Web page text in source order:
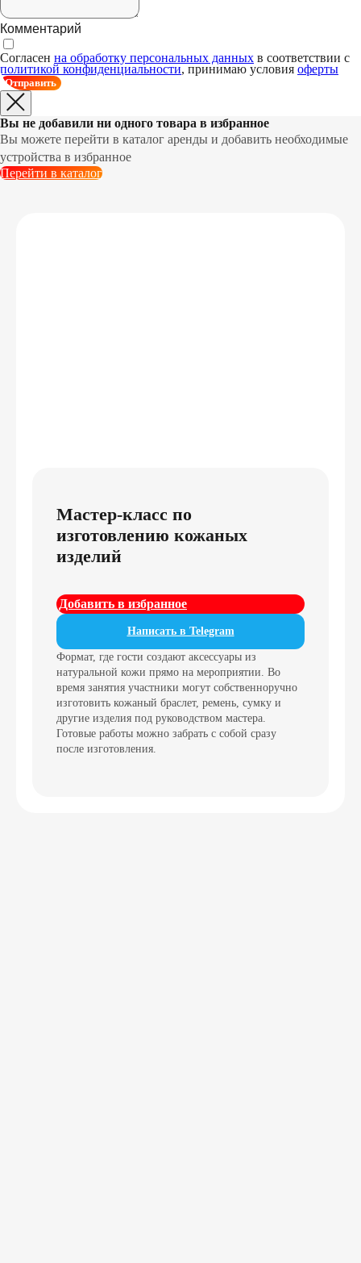
Комментарий
Согласен на обработку персональных данных в соответствии с
политикой конфиденциальности, принимаю условия оферты
Отправить
Вы не добавили ни одного товара в избранное
Вы можете перейти в каталог аренды и добавить необходимые
устройства в избранное
Перейти в каталог
Мастер-класс по
изготовлению кожаных
изделий
Добавить в избранное
Написать в Telegram
Формат, где гости создают аксессуары из
натуральной кожи прямо на мероприятии. Во
время занятия участники могут собственноручно
изготовить кожаный браслет, ремень, сумку и
другие изделия под руководством мастера.
Готовые работы можно забрать с собой сразу
после изготовления.